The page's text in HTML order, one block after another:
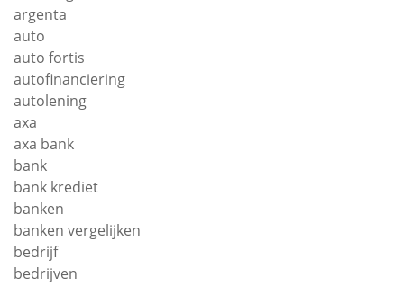
argenta
auto
auto fortis
autofinanciering
autolening
axa
axa bank
bank
bank krediet
banken
banken vergelijken
bedrijf
bedrijven